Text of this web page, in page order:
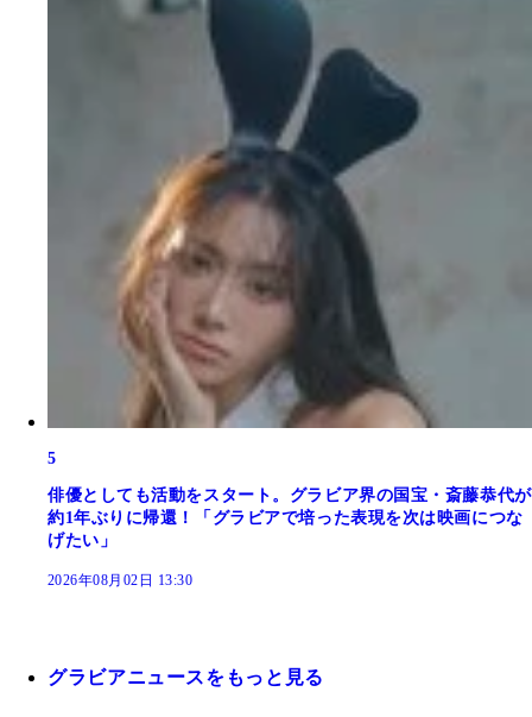
5
俳優としても活動をスタート。グラビア界の国宝・斎藤恭代が
約1年ぶりに帰還！「グラビアで培った表現を次は映画につな
げたい」
2026年08月02日 13:30
グラビアニュースをもっと見る